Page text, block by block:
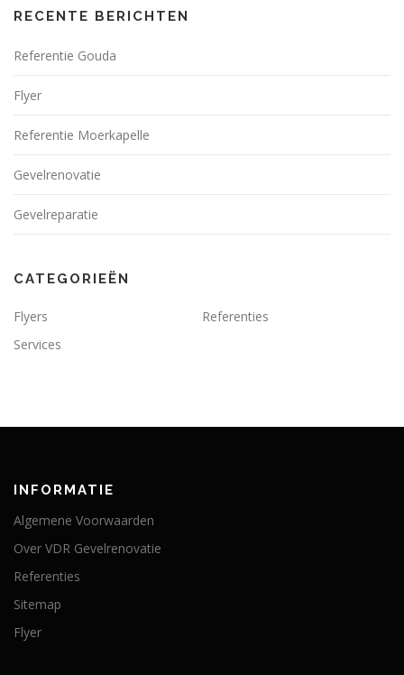
RECENTE BERICHTEN
Referentie Gouda
Flyer
Referentie Moerkapelle
Gevelrenovatie
Gevelreparatie
CATEGORIEËN
Flyers
Referenties
Services
INFORMATIE
Algemene Voorwaarden
Over VDR Gevelrenovatie
Referenties
Sitemap
Flyer